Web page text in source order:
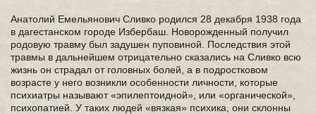
Анатолий Емельянович Сливко родился 28 декабря 1938 года
в дагестанском городе Избербаш. Новорожденный получил
родовую травму был задушен пуповиной. Последствия этой
травмы в дальнейшем отрицательно сказались на Сливко всю
жизнь он страдал от головных болей, а в подростковом
возрасте у него возникли особенности личности, которые
психиатры называют «эпилептоидной», или «органической»,
психопатией. У таких людей «вязкая» психика, они склонны